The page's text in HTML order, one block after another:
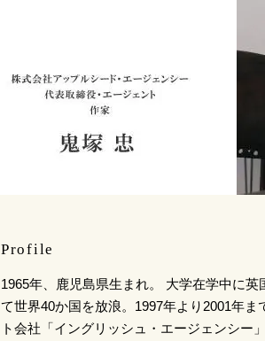
Profile
1965年、鹿児島県生まれ。 大学在学中に
て世界40か国を放浪。1997年より2001年
ト会社「イングリッシュ・エージェンシー